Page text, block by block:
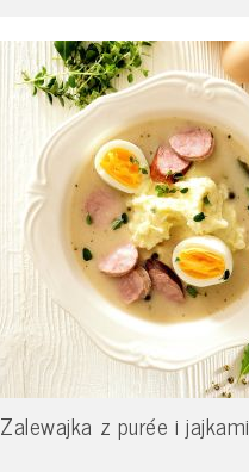
Zalewajka z purée i jajkami